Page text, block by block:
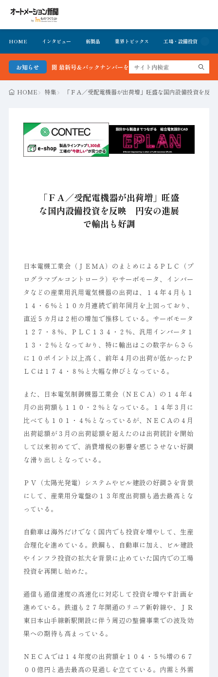
HOME インタビュー 新製品 業界トピックス 工場・設備投資
お知らせ
ョン新聞 最新号＆バックナンバーを無料で公開中 詳細はこちら
HOME 特集 「ＦＡ／受配電機器が出荷増」旺盛な国内設備投資を反
「ＦＡ／受配電機器が出荷増」旺盛
な国内設備投資を反映 円安の進展
で輸出も好調
日本電機工業会（ＪＥＭＡ）のまとめによるＰＬＣ（プ
ログラマブルコントローラ）やサーボモータ、インバー
タなどの産業用汎用電気機器の出荷は、１４年４月も１
１４・６％と１０カ月連続で前年同月を上回っており、
直近５カ月は２桁の増加で推移している。サーボモータ
１２７・８％、ＰＬＣ１３４・２％、汎用インバータ１
１３・２％となっており、特に輸出はこの数字からさら
に１０ポイント以上高く、前年４月の出荷が低かったＰ
ＬＣは１７４・８％と大幅な伸びとなっている。
また、日本電気制御機器工業会（ＮＥＣＡ）の１４年４
月の出荷額も１１０・２％となっている。１４年３月に
比べても１０１・４％となっているが、ＮＥＣＡの４月
出荷総額が３月の出荷総額を超えたのは出荷統計を開始
して以来初めてで、消費増税の影響を感じさせない好調
な滑り出しとなっている。
ＰＶ（太陽光発電）システムやビル建設の好調さを背景
にして、産業用分電盤の１３年度出荷額も過去最高とな
っている。
自動車は海外だけでなく国内でも投資を増やして、生産
合理化を進めている。鉄鋼も、自動車に加え、ビル建設
やインフラ投資の拡大を背景に止めていた国内での工場
投資を再開し始めた。
通信も通信速度の高速化に対応して投資を増やす計画を
進めている。鉄道も２７年開通のリニア新幹線や、ＪＲ
東日本山手線新駅開設に伴う周辺の整備事業での波及効
果への期待も高まっている。
ＮＥＣＡでは１４年度の出荷額を１０４・５％増の６７
００億円と過去最高の見通しを立てている。内需と外需